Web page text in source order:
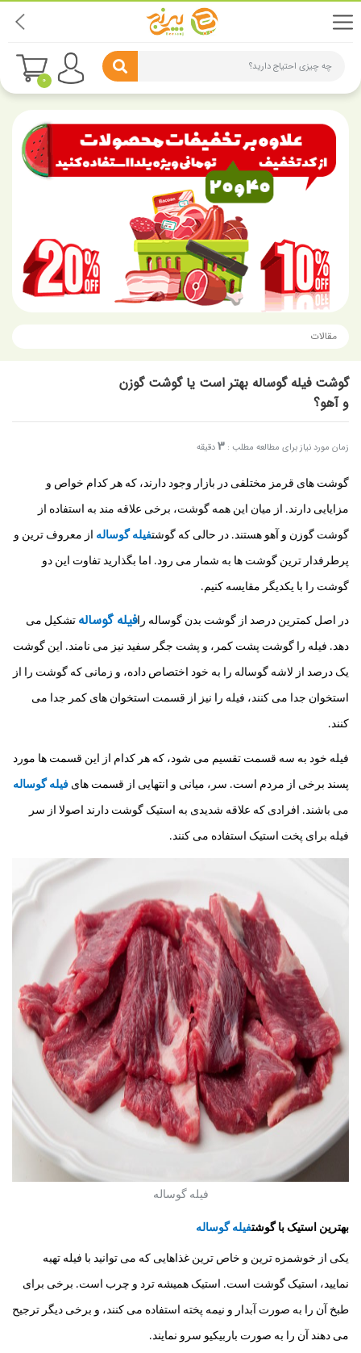
چه چیزی احتیاج دارید؟
0
مقالات
گوشت فیله گوساله بهتر است یا گوشت گوزن
و آهو؟
زمان مورد نیاز برای مطالعه مطلب : 3دقیقه
گوشت های قرمز مختلفی در بازار وجود دارند، که هر کدام خواص و
مزایایی دارند. از میان این همه گوشت، برخی علاقه مند به استفاده از
گوشت گوزن و آهو هستند. در حالی که گوشتفیله گوساله از معروف ترین و
پرطرفدار ترین گوشت ها به شمار می رود. اما بگذارید تفاوت این دو
گوشت را با یکدیگر مقایسه کنیم.
در اصل کمترین درصد از گوشت بدن گوساله رافیله گوساله تشکیل می
دهد. فیله را گوشت پشت کمر، و پشت جگر سفید نیز می نامند. این گوشت
یک درصد از لاشه گوساله را به خود اختصاص داده، و زمانی که گوشت را از
استخوان جدا می کنند، فیله را نیز از قسمت استخوان های کمر جدا می
کنند.
فیله خود به سه قسمت تقسیم می شود، که هر کدام از این قسمت ها مورد
پسند برخی از مردم است. سر، میانی و انتهایی از قسمت های فیله گوساله
می باشند. افرادی که علاقه شدیدی به استیک گوشت دارند اصولا از سر
فیله برای پخت استیک استفاده می کنند.
فیله گوساله
بهترین استیک با گوشتفیله گوساله
یکی از خوشمزه ترین و خاص ترین غذاهایی که می توانید با فیله تهیه
نمایید، استیک گوشت است. استیک همیشه ترد و چرب است. برخی برای
طبخ آن را به صورت آبدار و نیمه پخته استفاده می کنند، و برخی دیگر ترجیح
می دهند آن را به صورت باربیکیو سرو نمایند.